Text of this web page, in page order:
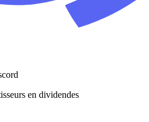
en dividendes